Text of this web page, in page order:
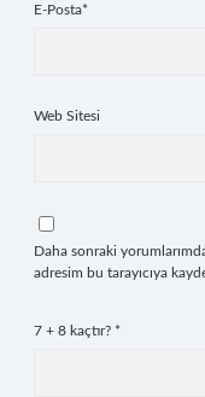
E-Posta*
Web Sitesi
Daha sonraki
adresim bu tarayıcıya
7 + 8 kaçtır? *